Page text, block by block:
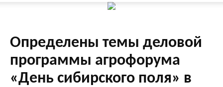
Определены темы деловой
программы агрофорума
«День сибирского поля» в